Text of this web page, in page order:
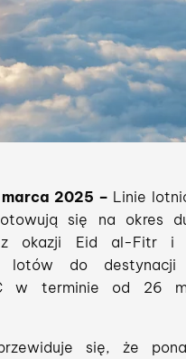
2025 – Linie
się na okres
z okazji Eid al-Fitr i
lotów do destynacji
w terminie od 26
się, że